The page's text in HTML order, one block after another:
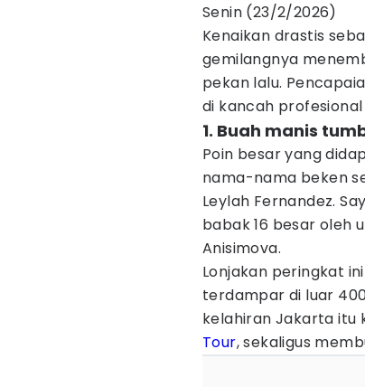
Senin (23/2/2026)
Kenaikan drastis
gemilangnya
pekan lalu.
di kancah
1. Buah manis
Poin besar yang
nama-nama beken
Leylah Fernandez.
babak 16 besar oleh
Anisimova.
Lonjakan peringkat
terdampar di luar
kelahiran Jakarta itu
Tour, sekaligus